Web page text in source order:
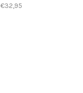
€32,95